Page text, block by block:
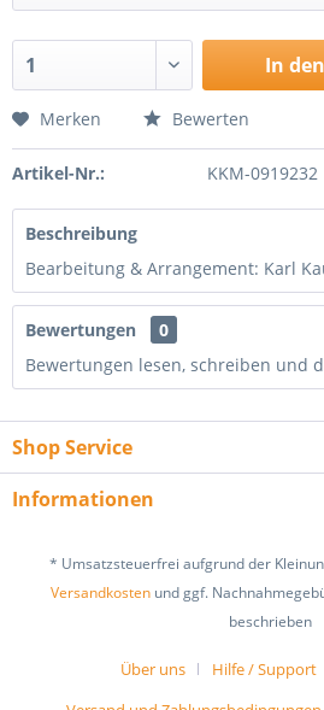
In den
Merken Bewerten
Artikel-Nr.: KKM-0919232
Beschreibung
Bearbeitung & Arrangement: Karl
Bewertungen
0
Bewertungen lesen, schreiben und
Shop Service
Informationen
* Umsatzsteuerfrei aufgrund der
Versandkosten und ggf.
beschrieben
Über uns Hilfe / Support